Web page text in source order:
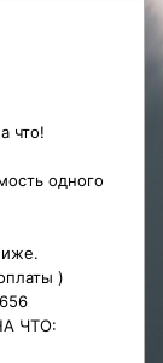
что!
одного
)
ЧТО: